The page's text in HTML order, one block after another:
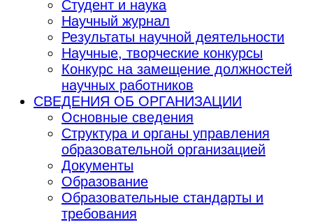
Студент и наука
Научный журнал
Результаты научной деятельности
Научные, творческие конкурсы
Конкурс на замещение должностей
научных работников
СВЕДЕНИЯ ОБ ОРГАНИЗАЦИИ
Основные сведения
Структура и органы управления
образовательной организацией
Документы
Образование
Образовательные стандарты и
требования